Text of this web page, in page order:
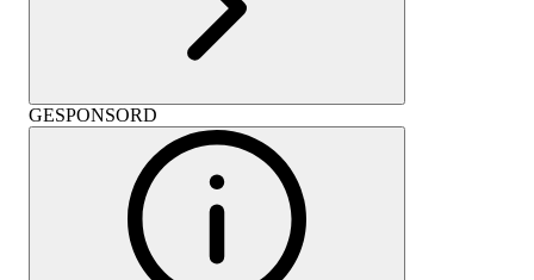
GESPONSORD